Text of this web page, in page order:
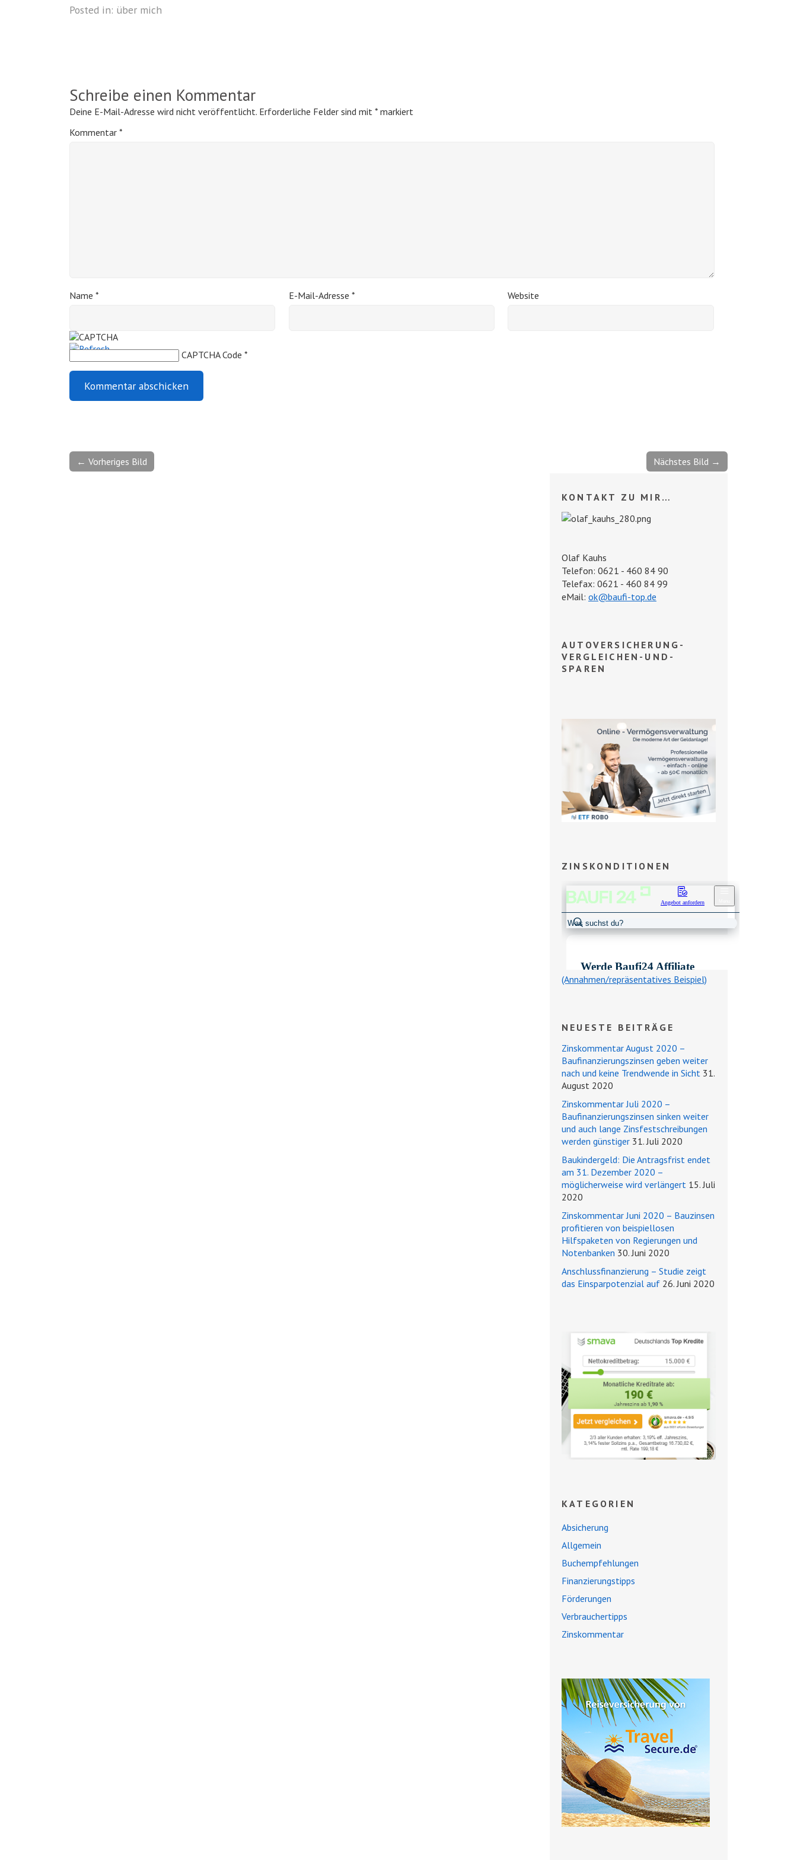
Posted in: über mich
Schreibe einen Kommentar
Deine E-Mail-Adresse wird nicht veröffentlicht. Erforderliche Felder sind mit * markiert
Kommentar *
Name * E-Mail-Adresse * Website
CAPTCHA Code *
← Vorheriges Bild Nächstes Bild →
KONTAKT ZU MIR…
Olaf Kauhs
Telefon: 0621 - 460 84 90
Telefax: 0621 - 460 84 99
eMail: ok@baufi-top.de
AUTOVERSICHERUNG-
VERGLEICHEN-UND-
SPAREN
ZINSKONDITIONEN
(Annahmen/repräsentatives Beispiel)
NEUESTE BEITRÄGE
Zinskommentar August 2020 –
Baufinanzierungszinsen geben weiter
nach und keine Trendwende in Sicht 31.
August 2020
Zinskommentar Juli 2020 –
Baufinanzierungszinsen sinken weiter
und auch lange Zinsfestschreibungen
werden günstiger 31. Juli 2020
Baukindergeld: Die Antragsfrist endet
am 31. Dezember 2020 –
möglicherweise wird verlängert 15. Juli
2020
Zinskommentar Juni 2020 – Bauzinsen
profitieren von beispiellosen
Hilfspaketen von Regierungen und
Notenbanken 30. Juni 2020
Anschlussfinanzierung – Studie zeigt
das Einsparpotenzial auf 26. Juni 2020
KATEGORIEN
Absicherung
Allgemein
Buchempfehlungen
Finanzierungstipps
Förderungen
Verbrauchertipps
Zinskommentar